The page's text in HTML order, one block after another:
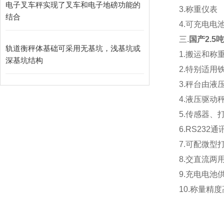
电子叉车秤实现了叉车和电子地磅功能的
结合
轨道衡秤体基础可采用无基坑，浅基坑或
深基坑结构
3.称重仪表
4.可充电电
三. 国产2.5
1.搬运和称
2.特别适用
3.秤台由液
4.液压驱动
5.传感器、
6.RS232通
7.可配微型
8.交直流两
9.充电电池
10.称量精度